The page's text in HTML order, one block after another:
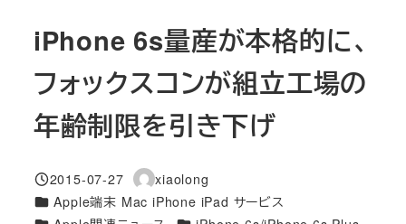
iPhone 6s量産が本格的に、
フォックスコンが組立工場の
年齢制限を引き下げ
投稿日
2015-07-27
著
者
xiaolong
カテゴリー
Apple端末 Mac iPhone iPad サービス